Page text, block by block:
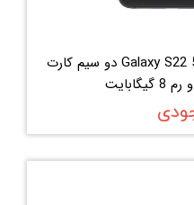
گوشی موبایل سامسونگ مدل Galaxy S22 5G دو سیم کارت